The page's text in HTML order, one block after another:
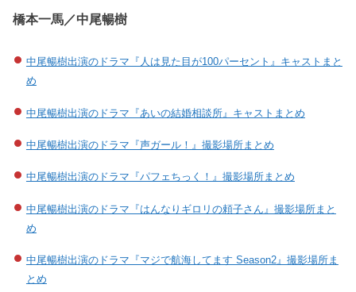
橋本一馬／中尾暢樹
中尾暢樹出演のドラマ『人は見た目が100パーセント』キャストまと
め
中尾暢樹出演のドラマ『あいの結婚相談所』キャストまとめ
中尾暢樹出演のドラマ『声ガール！』撮影場所まとめ
中尾暢樹出演のドラマ『パフェちっく！』撮影場所まとめ
中尾暢樹出演のドラマ『はんなりギロリの頼子さん』撮影場所まと
め
中尾暢樹出演のドラマ『マジで航海してます Season2』撮影場所ま
とめ